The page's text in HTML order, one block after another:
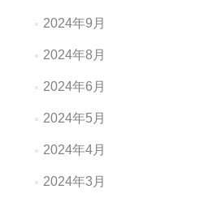
2024年9月
2024年8月
2024年6月
2024年5月
2024年4月
2024年3月